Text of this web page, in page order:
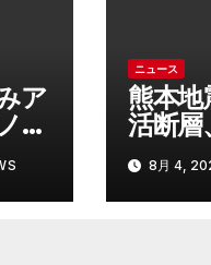
ア
ー
炸
合
ニュース
熊本
活断層
内原
ヤバい
うな
8月 4,